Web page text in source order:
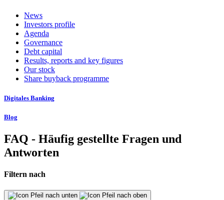
News
Investors profile
Agenda
Governance
Debt capital
Results, reports and key figures
Our stock
Share buyback programme
Digitales Banking
Blog
FAQ - Häufig gestellte Fragen und
Antworten
Filtern nach